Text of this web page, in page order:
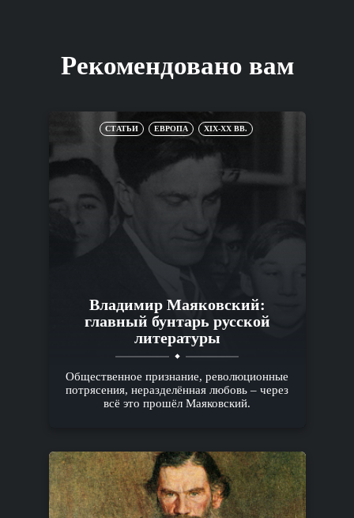
Рекомендовано вам
СТАТЬИ ЕВРОПА XIX-XX ВВ.
Владимир Маяковский:
главный бунтарь русской
литературы
Общественное признание, революционные
потрясения, неразделённая любовь – через
всё это прошёл Маяковский.